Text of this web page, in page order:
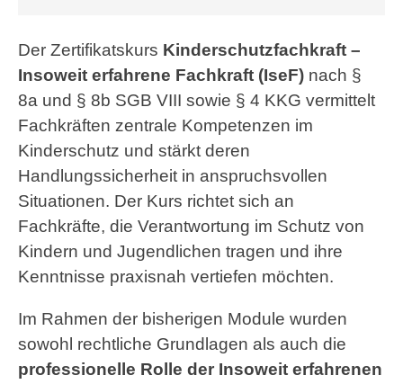
Der Zertifikatskurs Kinderschutzfachkraft –
Insoweit erfahrene Fachkraft (IseF) nach §
8a und § 8b SGB VIII sowie § 4 KKG vermittelt
Fachkräften zentrale Kompetenzen im
Kinderschutz und stärkt deren
Handlungssicherheit in anspruchsvollen
Situationen. Der Kurs richtet sich an
Fachkräfte, die Verantwortung im Schutz von
Kindern und Jugendlichen tragen und ihre
Kenntnisse praxisnah vertiefen möchten.
Im Rahmen der bisherigen Module wurden
sowohl rechtliche Grundlagen als auch die
professionelle Rolle der Insoweit erfahrenen